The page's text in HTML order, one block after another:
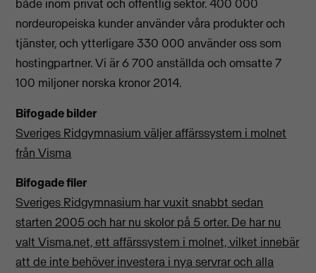
både inom privat och offentlig sektor. 400 000
nordeuropeiska kunder använder våra produkter och
tjänster, och ytterligare 330 000 använder oss som
hostingpartner. Vi är 6 700 anställda och omsatte 7
100 miljoner norska kronor 2014.
Bifogade bilder
Sveriges Ridgymnasium väljer affärssystem i molnet
från Visma
Bifogade filer
Sveriges Ridgymnasium har vuxit snabbt sedan
starten 2005 och har nu skolor på 5 orter. De har nu
valt Visma.net, ett affärssystem i molnet, vilket innebär
att de inte behöver investera i nya servrar och alla